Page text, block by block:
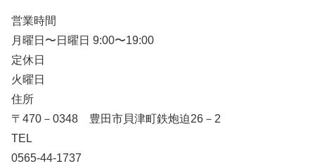
営業時間
月曜日〜日曜日 9:00〜19:00
定休日
火曜日
住所
〒470－0348 豊田市貝津町鉄炮迫26－2
TEL
0565-44-1737